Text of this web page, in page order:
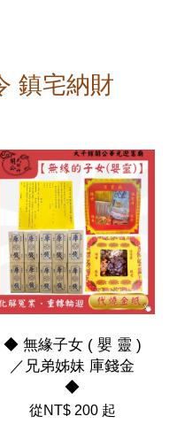
鎮宅納財
◆ 無緣子女 ( 嬰 靈 )
／兄弟姊妹 庫錢金
◆
從NT$ 200 起